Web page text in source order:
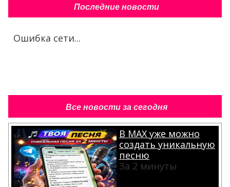
Последние новости
Ошибка сети...
Все новости за сегодня
В MAX уже можно
создать уникальную
песню
За 2 минуты